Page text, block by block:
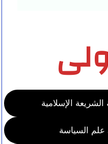
الإسلامية
السياسة